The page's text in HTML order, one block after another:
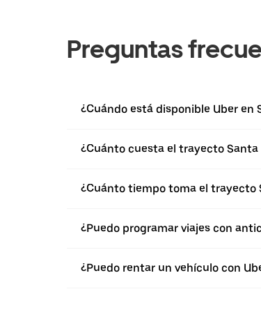
Preguntas
¿Cuándo está disponible Uber en
¿Cuánto cuesta el trayecto
¿Cuánto tiempo toma el trayecto
¿Puedo programar viajes con
¿Puedo rentar un vehículo con